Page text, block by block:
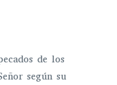
de los
según su